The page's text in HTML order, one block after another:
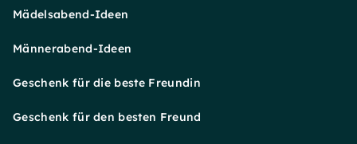
Mädelsabend-Ideen
Männerabend-Ideen
Geschenk für die beste Freundin
Geschenk für den besten Freund